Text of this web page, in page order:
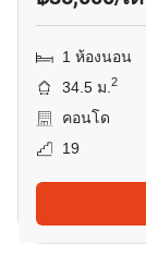
1 ห้องนอน
34.5 ม.2
คอนโด
19